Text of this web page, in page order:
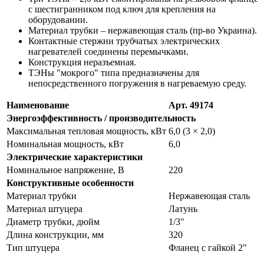
с шестигранником под ключ для крепления на
оборудовании.
Материал трубки – нержавеющая сталь (пр-во Украина).
Контактные стержни трубчатых электрических
нагревателей соединены перемычками.
Конструкция неразъемная.
ТЭНы "мокрого" типа предназначены для
непосредственного погружения в нагреваемую среду.
Наименование
Арт. 49174
Энергоэффективность / производительность
Максимальная тепловая мощность, кВт 6,0 (3 × 2,0)
Номинальная мощность, кВт
6,0
Электрические характеристики
Номинальное напряжение, В
220
Конструктивные особенности
Материал трубки
Нержавеющая сталь
Материал штуцера
Латунь
Диаметр трубки, дюйм
1/3"
Длина конструкции, мм
320
Тип штуцера
Фланец с гайкой 2"